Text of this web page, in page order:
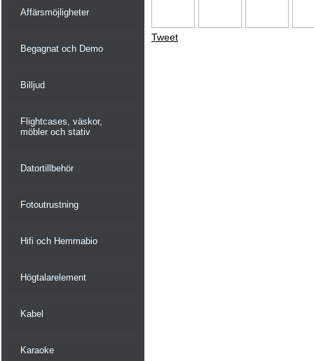
Affärsmöjligheter
Begagnat och Demo
Billjud
Flightcases, väskor,
möbler och stativ
Datortillbehör
Fotoutrustning
Hifi och Hemmabio
Högtalarelement
Kabel
Karaoke
Tweet